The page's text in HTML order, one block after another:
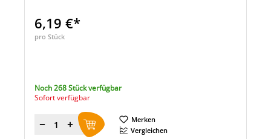
6,19 €*
pro Stück
Noch 268 Stück verfügbar
Sofort verfügbar
Menge
Merken
Vergleichen